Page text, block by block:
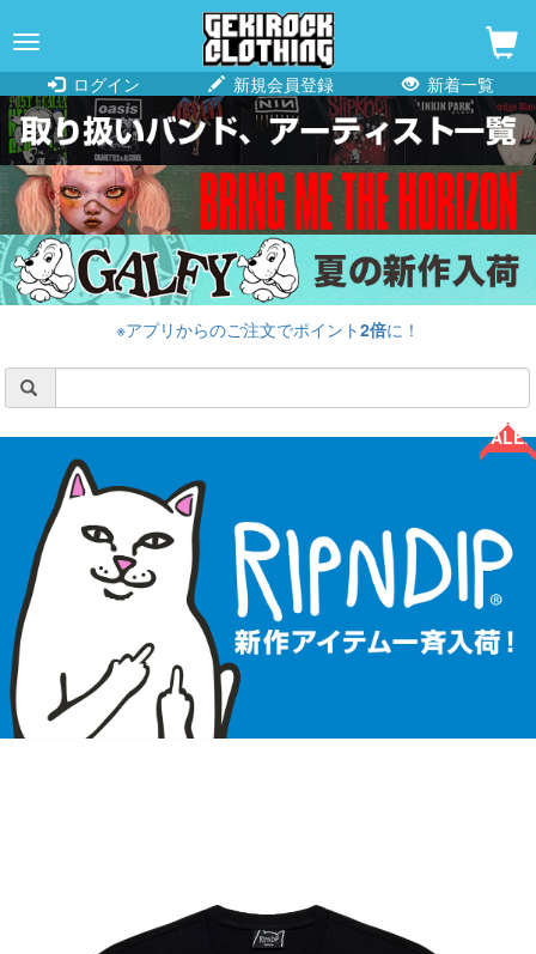
navigation
ログイン
新規会員登録 新着一覧
※アプリからのご注文でポイント2倍に！
SALE!!